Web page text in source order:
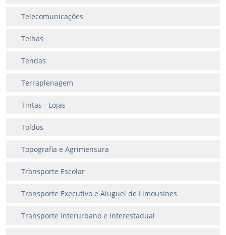
Telecomunicações
Telhas
Tendas
Terraplenagem
Tintas - Lojas
Toldos
Topografia e Agrimensura
Transporte Escolar
Transporte Executivo e Aluguel de Limousines
Transporte Interurbano e Interestadual